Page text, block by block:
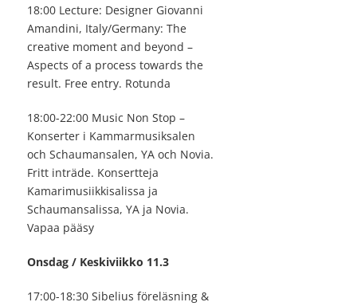
18:00 Lecture: Designer Giovanni
Amandini, Italy/Germany: The
creative moment and beyond –
Aspects of a process towards the
result. Free entry. Rotunda
18:00-22:00 Music Non Stop –
Konserter i Kammarmusiksalen
och Schaumansalen, YA och Novia.
Fritt inträde. Konsertteja
Kamarimusiikkisalissa ja
Schaumansalissa, YA ja Novia.
Vapaa pääsy
Onsdag / Keskiviikko 11.3
17:00-18:30 Sibelius föreläsning &